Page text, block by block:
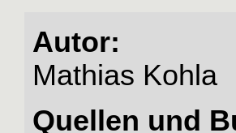
Autor:
Mathias Kohla
Quellen und